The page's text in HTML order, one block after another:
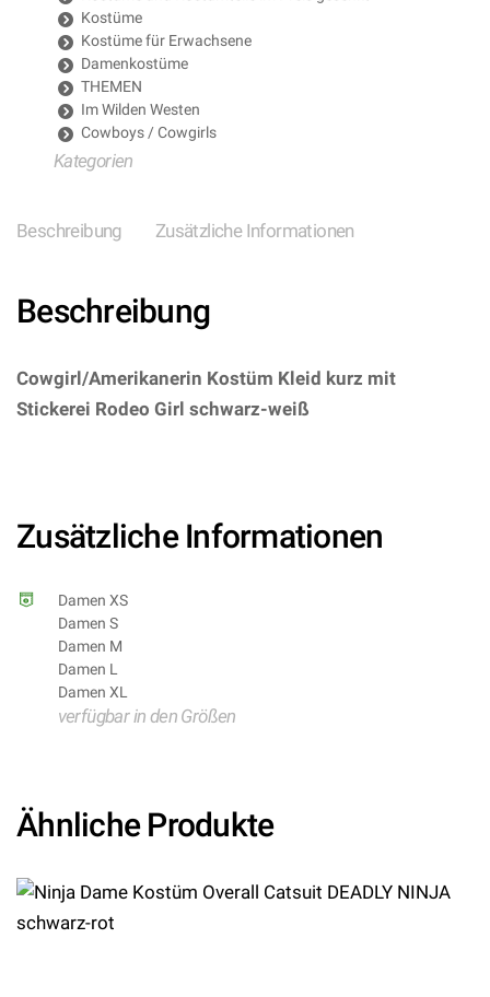
Kostüme
Kostüme für Erwachsene
Damenkostüme
THEMEN
Im Wilden Westen
Cowboys / Cowgirls
Kategorien
Beschreibung Zusätzliche Informationen
Beschreibung
Cowgirl/Amerikanerin Kostüm Kleid kurz mit
Stickerei Rodeo Girl schwarz-weiß
Zusätzliche Informationen
Damen XS
Damen S
Damen M
Damen L
Damen XL
verfügbar in den Größen
Ähnliche Produkte